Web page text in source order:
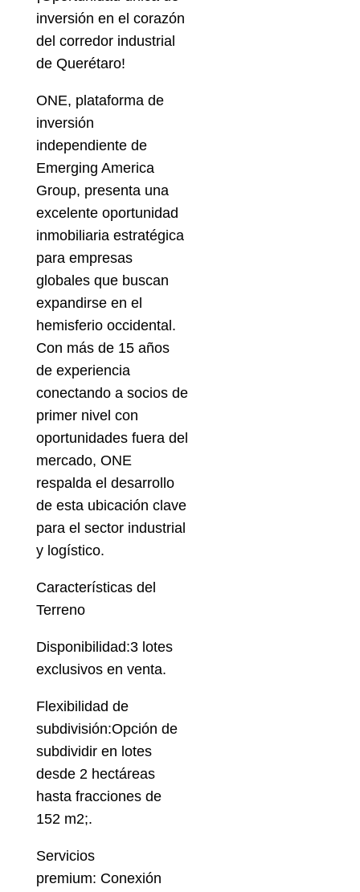
inversión en el corazón
del corredor industrial
de Querétaro!
ONE, plataforma de
inversión
independiente de
Emerging America
Group, presenta una
excelente oportunidad
inmobiliaria estratégica
para empresas
globales que buscan
expandirse en el
hemisferio occidental.
Con más de 15 años
de experiencia
conectando a socios de
primer nivel con
oportunidades fuera del
mercado, ONE
respalda el desarrollo
de esta ubicación clave
para el sector industrial
y logístico.
Características del
Terreno
Disponibilidad:3 lotes
exclusivos en venta.
Flexibilidad de
subdivisión:Opción de
subdividir en lotes
desde 2 hectáreas
hasta fracciones de
152 m2;.
Servicios
premium: Conexión